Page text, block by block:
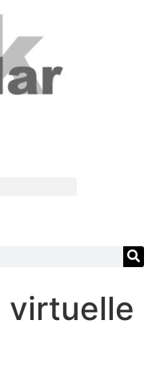
virtuelle